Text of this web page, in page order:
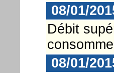
08/01/
Débit
08/01/